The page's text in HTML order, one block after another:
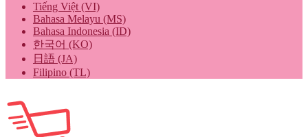
Tiếng Việt (VI)
Bahasa Melayu (MS)
Bahasa Indonesia (ID)
한국어 (KO)
日語 (JA)
Filipino (TL)